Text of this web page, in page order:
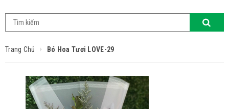
Trang Chủ Bó Hoa Tươi LOVE-29